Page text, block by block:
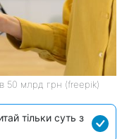
50 млрд грн (freepik)
тільки суть з